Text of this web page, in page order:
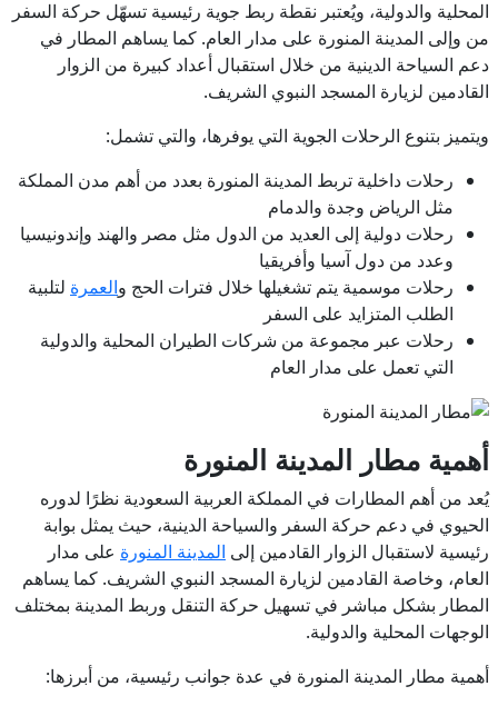
المحلية والدولية، ويُعتبر نقطة ربط جوية رئيسية تسهّل حركة السفر
من وإلى المدينة المنورة على مدار العام. كما يساهم المطار في
دعم السياحة الدينية من خلال استقبال أعداد كبيرة من الزوار
القادمين لزيارة المسجد النبوي الشريف.
ويتميز بتنوع الرحلات الجوية التي يوفرها، والتي تشمل:
رحلات داخلية تربط المدينة المنورة بعدد من أهم مدن المملكة
مثل الرياض وجدة والدمام
رحلات دولية إلى العديد من الدول مثل مصر والهند وإندونيسيا
وعدد من دول آسيا وأفريقيا
رحلات موسمية يتم تشغيلها خلال فترات الحج والعمرة لتلبية
الطلب المتزايد على السفر
رحلات عبر مجموعة من شركات الطيران المحلية والدولية
التي تعمل على مدار العام
أهمية مطار المدينة المنورة
يُعد من أهم المطارات في المملكة العربية السعودية نظرًا لدوره
الحيوي في دعم حركة السفر والسياحة الدينية، حيث يمثل بوابة
رئيسية لاستقبال الزوار القادمين إلى المدينة المنورة على مدار
العام، وخاصة القادمين لزيارة المسجد النبوي الشريف. كما يساهم
المطار بشكل مباشر في تسهيل حركة التنقل وربط المدينة بمختلف
الوجهات المحلية والدولية.
أهمية مطار المدينة المنورة في عدة جوانب رئيسية، من أبرزها: